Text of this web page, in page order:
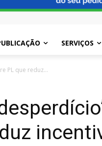
SERVIÇOS
PL que reduz...